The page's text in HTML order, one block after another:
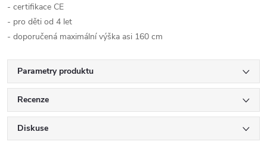
- certifikace CE
- pro děti od 4 let
- doporučená maximální výška asi 160 cm
Parametry produktu
Recenze
Diskuse